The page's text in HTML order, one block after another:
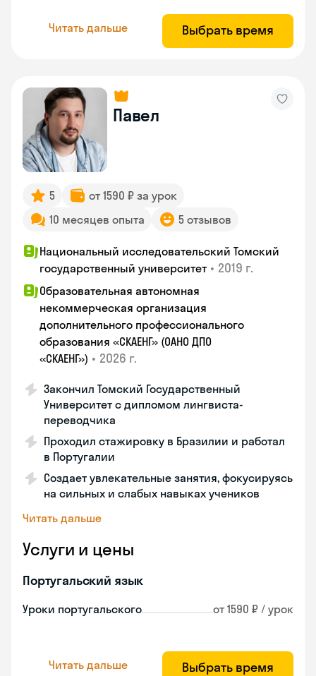
Читать дальше Выбрать время
Павел
5
от 1590 ₽ за урок
10 месяцев опыта
5 отзывов
Национальный исследовательский Томский
государственный университет • 2019 г.
Образовательная автономная
некоммерческая организация
дополнительного профессионального
образования «СКАЕНГ» (ОАНО ДПО
«СКАЕНГ») • 2026 г.
Закончил Томский Государственный
Университет с дипломом лингвиста-
переводчика
Проходил стажировку в Бразилии и работал
в Португалии
Создает увлекательные занятия, фокусируясь
на сильных и слабых навыках учеников
Читать дальше
Услуги и цены
Португальский язык
Уроки португальского от 1590 ₽ / урок
Читать дальше Выбрать время